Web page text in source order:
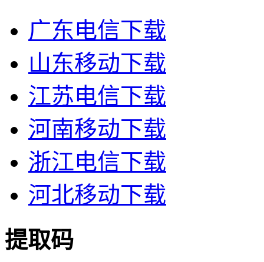
广东电信下载
山东移动下载
江苏电信下载
河南移动下载
浙江电信下载
河北移动下载
提取码